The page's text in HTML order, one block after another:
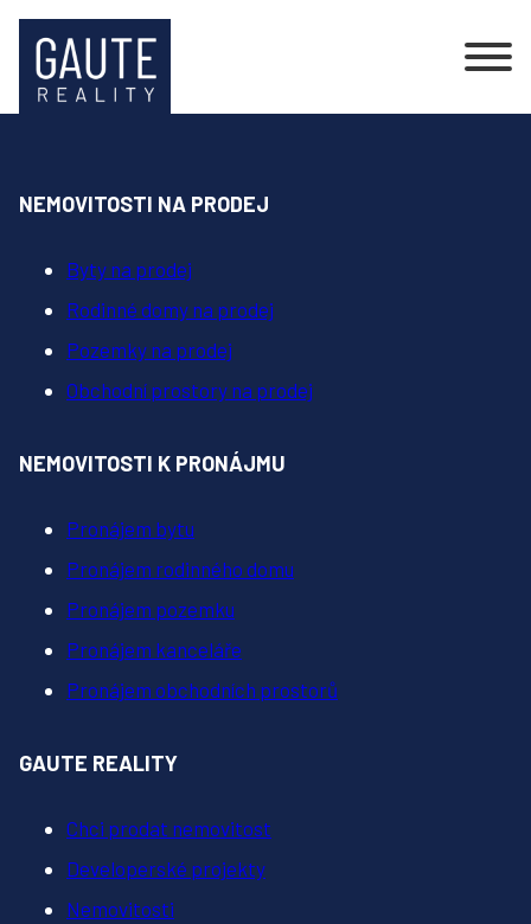
NEMOVITOSTI NA PRODEJ
Byty na prodej
Rodinné domy na prodej
Pozemky na prodej
Obchodní prostory na prodej
NEMOVITOSTI K PRONÁJMU
Pronájem bytu
Pronájem rodinného domu
Pronájem pozemku
Pronájem kanceláře
Pronájem obchodních prostorů
GAUTE REALITY
Chci prodat nemovitost
Developerské projekty
Nemovitosti